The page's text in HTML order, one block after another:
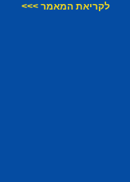
לקריאת המאמר >>>